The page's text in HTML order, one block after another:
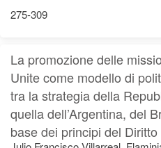
275-309
La promozione delle
Unite come modello di
tra la strategia della
quella dell’Argentina, del
base dei principi del